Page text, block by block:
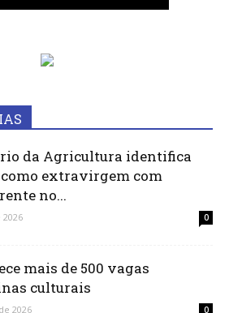
da Agricultura identifica
extravirgem com
no...
0
mais de 500 vagas
culturais
2026 0